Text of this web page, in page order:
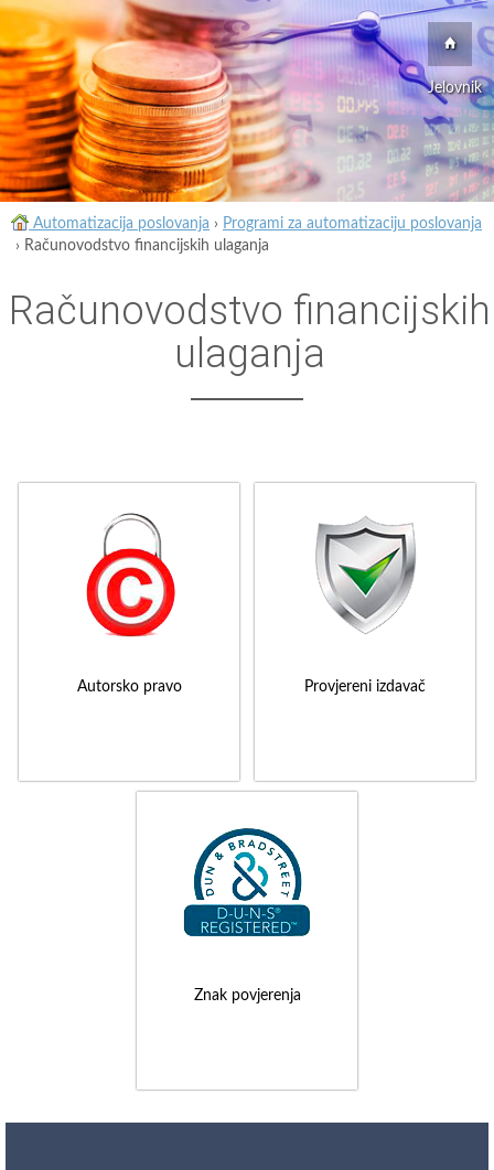
Jelovnik
Automatizacija poslovanja › Programi za automatizaciju poslovanja
› Računovodstvo financijskih ulaganja
Računovodstvo financijskih
ulaganja
Autorsko pravo Provjereni izdavač
Znak povjerenja